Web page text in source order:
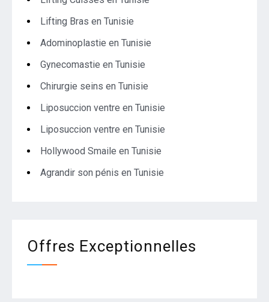
Lifting Bras en Tunisie
Adominoplastie en Tunisie
Gynecomastie en Tunisie
Chirurgie seins en Tunisie
Liposuccion ventre en Tunisie
Liposuccion ventre en Tunisie
Hollywood Smaile en Tunisie
Agrandir son pénis en Tunisie
Offres Exceptionnelles